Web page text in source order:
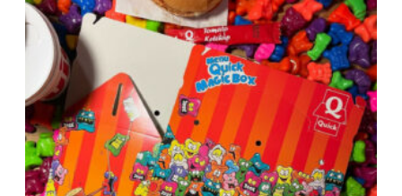
Boite Quick magic box par l’utilisateur
instagram @originaljojos